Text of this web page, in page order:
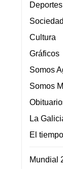
Deportes
Sociedad
Cultura
Gráficos
Somos
Somos
La
El tiempo
Mundial